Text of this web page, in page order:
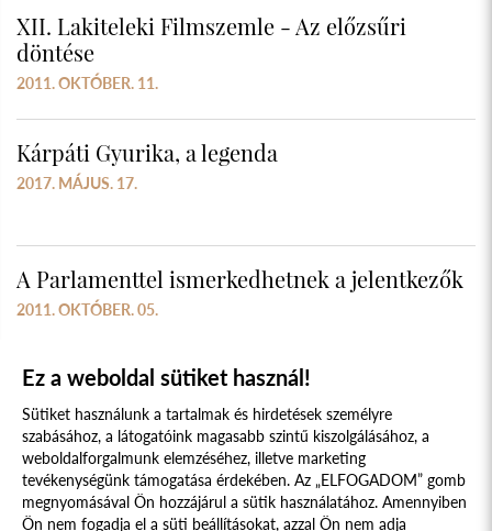
XII. Lakiteleki Filmszemle - Az előzsűri
döntése
2011. OKTÓBER. 11.
Kárpáti Gyurika, a legenda
2017. MÁJUS. 17.
A Parlamenttel ismerkedhetnek a jelentkezők
2011. OKTÓBER. 05.
Süti szabályzat Adatvédelmi nyilatkozat
Ez a weboldal sütiket használ!
Sütiket használunk a tartalmak és hirdetések személyre
szabásához, a látogatóink magasabb szintű kiszolgálásához, a
weboldalforgalmunk elemzéséhez, illetve marketing
tevékenységünk támogatása érdekében. Az „ELFOGADOM” gomb
megnyomásával Ön hozzájárul a sütik használatához. Amennyiben
Ön nem fogadja el a süti beállításokat, azzal Ön nem adja